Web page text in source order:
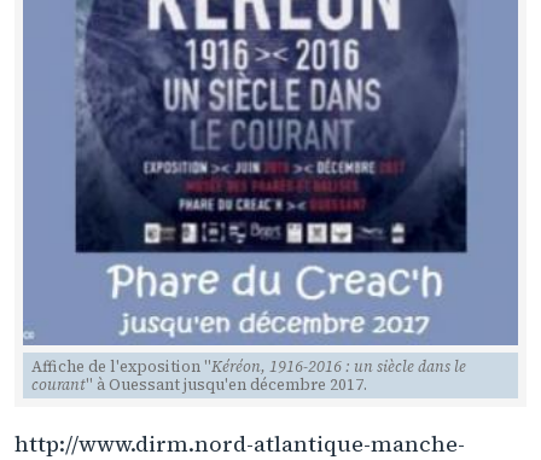
Affiche de l'exposition "Kéréon, 1916-2016 : un siècle dans le
courant" à Ouessant jusqu'en décembre 2017.
http://www.dirm.nord-atlantique-manche-